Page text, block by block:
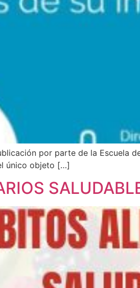
por parte de la Escuela
único objeto […]